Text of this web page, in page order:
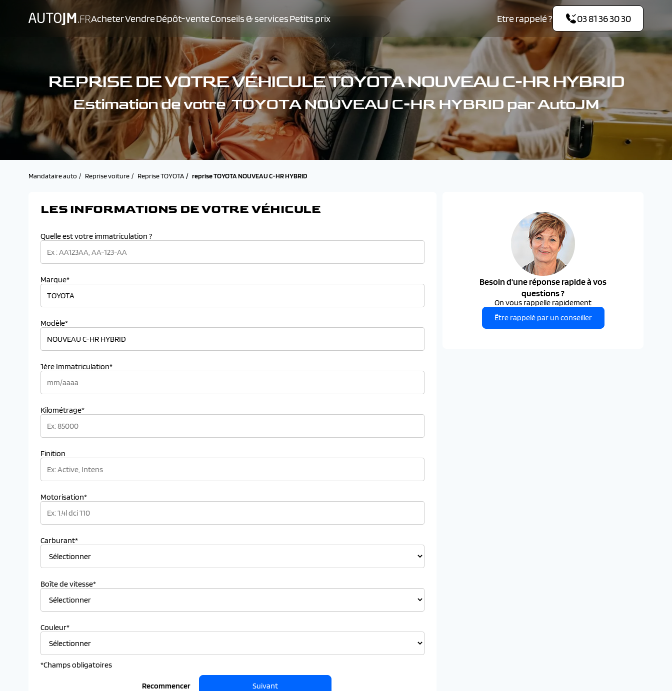
AcheterVendreDépôt-venteConseils & servicesPetits prix Etre rappelé ? 03 81 36 30 30
REPRISE DE VOTRE VÉHICULE TOYOTA NOUVEAU C-HR HYBRID
Estimation de votre TOYOTA NOUVEAU C-HR HYBRID par AutoJM
Mandataire auto Reprise voiture Reprise TOYOTA reprise TOYOTA NOUVEAU C-HR HYBRID
LES INFORMATIONS DE VOTRE VÉHICULE
Quelle est votre immatriculation ?
Marque*
Modèle*
1ère Immatriculation*
Kilométrage*
Finition
Motorisation*
Carburant*
Boîte de vitesse*
Couleur*
*Champs obligatoires
Recommencer Suivant
Besoin d'une réponse rapide à vos
questions ?
On vous rappelle rapidement
Être rappelé par un conseiller